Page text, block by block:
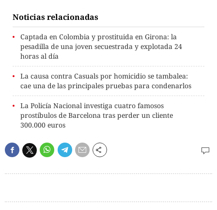
Noticias relacionadas
Captada en Colombia y prostituida en Girona: la
pesadilla de una joven secuestrada y explotada 24
horas al día
La causa contra Casuals por homicidio se tambalea:
cae una de las principales pruebas para condenarlos
La Policía Nacional investiga cuatro famosos
prostíbulos de Barcelona tras perder un cliente
300.000 euros